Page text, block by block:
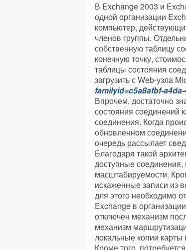
В Exchange 2003 и
одной организации
компьютер,
членов группы.
собственную таблицу
конечную точку,
таблицы состояния
загрузить с Web-узла
familyid=c5a8afbf-
Впрочем, достаточно
состояния соединений
соединения. Когда
обновленном
очередь рассылает
Благодаря такой
доступные
масштабируемости.
искаженные записи из
для этого необходимо
Exchange в
отключен механизм
механизм
локальные копии